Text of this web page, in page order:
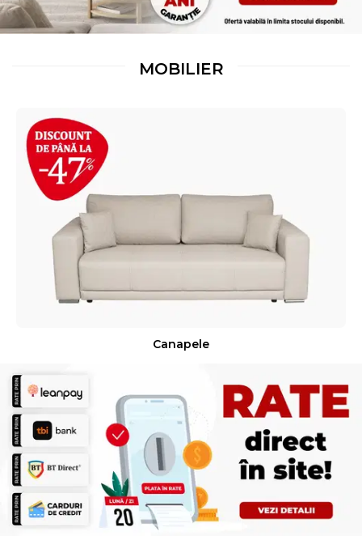
MOBILIER
Canapele